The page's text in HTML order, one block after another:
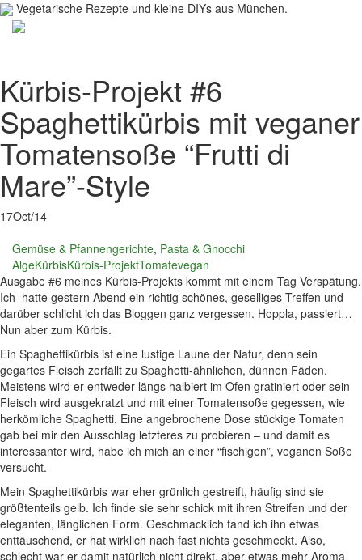
Vegetarische Rezepte und kleine DIYs aus München.
Kürbis-Projekt #6
Spaghettikürbis mit veganer
Tomatensoße “Frutti di
Mare”-Style
17Oct/14
Gemüse & Pfannengerichte, Pasta & Gnocchi
AlgeKürbisKürbis-ProjektTomatevegan
Ausgabe #6 meines Kürbis-Projekts kommt mit einem Tag Verspätung.
Ich hatte gestern Abend ein richtig schönes, geselliges Treffen und
darüber schlicht ich das Bloggen ganz vergessen. Hoppla, passiert…
Nun aber zum Kürbis.
Ein Spaghettikürbis ist eine lustige Laune der Natur, denn sein
gegartes Fleisch zerfällt zu Spaghetti-ähnlichen, dünnen Fäden.
Meistens wird er entweder längs halbiert im Ofen gratiniert oder sein
Fleisch wird ausgekratzt und mit einer Tomatensoße gegessen, wie
herkömliche Spaghetti. Eine angebrochene Dose stückige Tomaten
gab bei mir den Ausschlag letzteres zu probieren – und damit es
interessanter wird, habe ich mich an einer “fischigen”, veganen Soße
versucht.
Mein Spaghettikürbis war eher grünlich gestreift, häufig sind sie
größtenteils gelb. Ich finde sie sehr schick mit ihren Streifen und der
eleganten, länglichen Form. Geschmacklich fand ich ihn etwas
enttäuschend, er hat wirklich nach fast nichts geschmeckt. Also,
schlecht war er damit natürlich nicht direkt, aber etwas mehr Aroma